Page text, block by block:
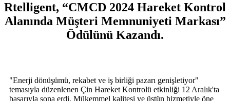
Rtelligent, “CMCD 2024 Hareket Kontrol
Alanında Müşteri Memnuniyeti Markası”
Ödülünü Kazandı.
"Enerji dönüşümü, rekabet ve iş birliği pazarı genişletiyor"
temasıyla düzenlenen Çin Hareket Kontrolü etkinliği 12 Aralık'ta
başarıyla sona erdi. Mükemmel kalitesi ve üstün hizmetiyle öne